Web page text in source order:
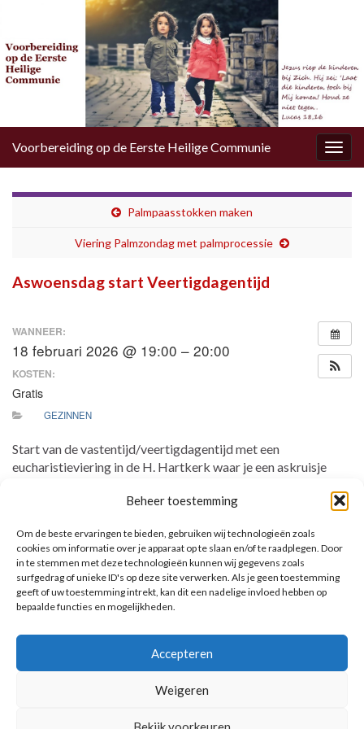
Beheer toestemming
Om de beste ervaringen te bieden, gebruiken wij technologieën zoals
cookies om informatie over je apparaat op te slaan en/of te raadplegen. Door
in te stemmen met deze technologieën kunnen wij gegevens zoals
surfgedrag of unieke ID's op deze site verwerken. Als je geen toestemming
geeft of uw toestemming intrekt, kan dit een nadelige invloed hebben op
bepaalde functies en mogelijkheden.
Accepteren
Weigeren
Voorbereiding op de Eerste Heilige Communie
Palmpaasstokken maken
Viering Palmzondag met palmprocessie
Aswoensdag start Veertigdagentijd
WANNEER:
18 februari 2026 @ 19:00 – 20:00
KOSTEN:
Gratis
GEZINNEN
Start van de vastentijd/veertigdagentijd met een
eucharistieviering in de H. Hartkerk waar je een askruisje
in de veertigdagentijd de eucharistie te komen vieren. We er
Pasen. Op zondagen is er kinderwoorddienst. Er is geen
speciale activiteit voor de communicanten.